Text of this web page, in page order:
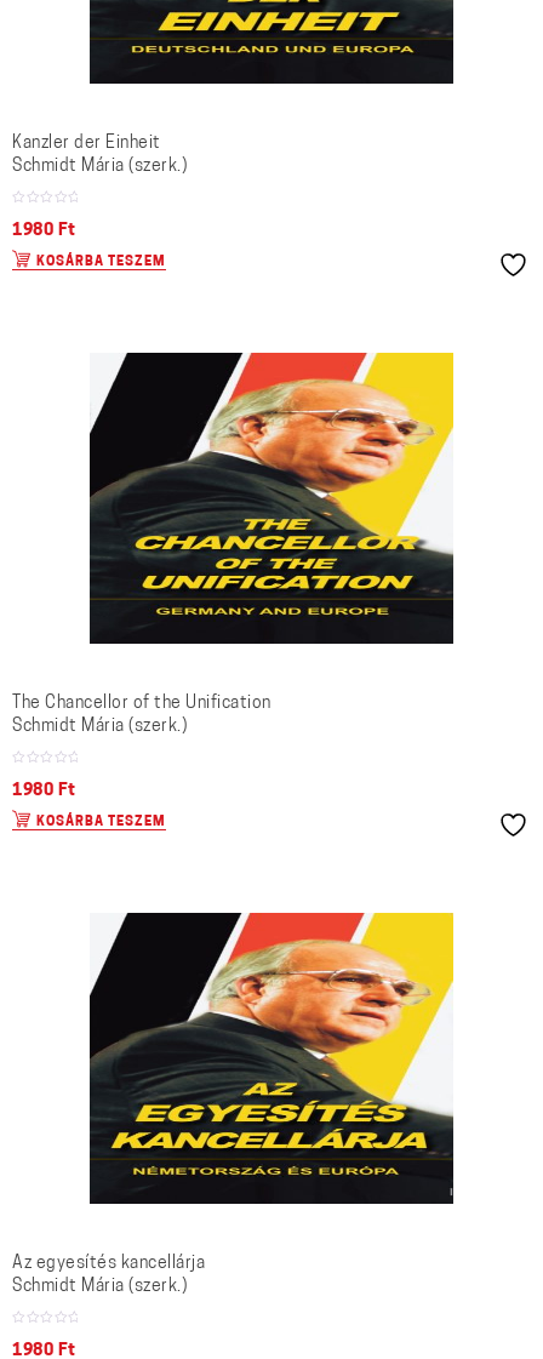
Kanzler der Einheit
Schmidt Mária (szerk.)
1980 Ft
KOSÁRBA TESZEM
The Chancellor of the Unification
Schmidt Mária (szerk.)
1980 Ft
KOSÁRBA TESZEM
Az egyesítés kancellárja
Schmidt Mária (szerk.)
1980 Ft